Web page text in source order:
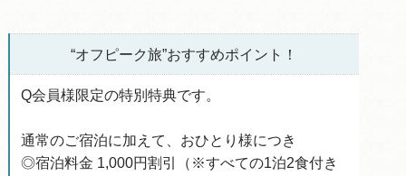
“オフピーク旅”おすすめポイント！
Q会員様限定の特別特典です。
通常のご宿泊に加えて、おひとり様につき
◎宿泊料金 1,000円割引（※すべての1泊2食付き